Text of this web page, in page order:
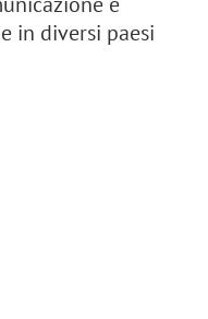
in diversi paesi